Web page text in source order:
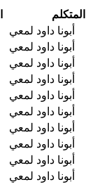
المتكلم
أبونا داود لمعي
أبونا داود لمعي
أبونا داود لمعي
أبونا داود لمعي
أبونا داود لمعي
أبونا داود لمعي
أبونا داود لمعي
أبونا داود لمعي
أبونا داود لمعي
أبونا داود لمعي